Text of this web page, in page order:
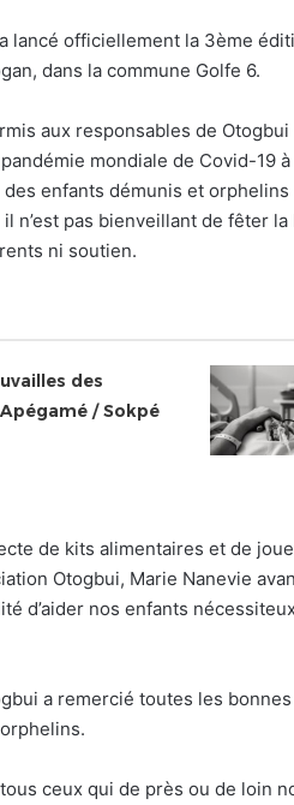
lancé officiellement la 3ème
dans la commune Golfe 6.
aux responsables de
mondiale de Covid-19
enfants démunis et
n’est pas bienveillant de fêter
ni soutien.
des
/ Sokpé
de kits alimentaires et de
Otogbui, Marie Nanevie
d’aider nos enfants
a remercié toutes les
ceux qui de près ou de loin